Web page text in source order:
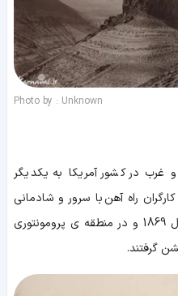
Photo by : Unknown
در کشور آمریکا به یکدیگر
راه آهن با سرور و شادمانی
این روز را در تاریخ 10ام ماه می سال 1869 و در منطقه ی پرومونتوری